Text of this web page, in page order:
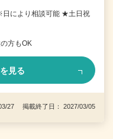
により相談可能 ★土日祝
方もOK
見る
27 掲載終了日： 2027/03/05